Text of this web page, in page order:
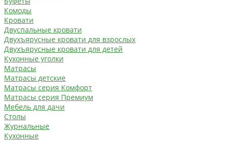
Комоды
Кровати
Двуспальные кровати
Двухъярусные кровати для взрослых
Двухъярусные кровати для детей
Кухонные уголки
Матрасы
Матрасы детские
Матрасы серия Комфорт
Матрасы серия Премиум
Мебель для дачи
Столы
Журнальные
Кухонные